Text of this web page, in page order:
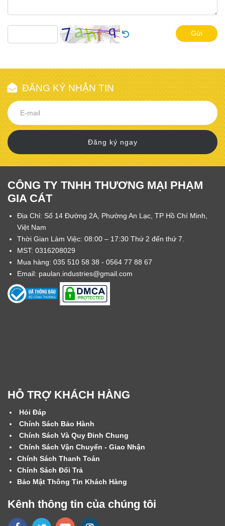
Gửi
ĐĂNG KÝ NHẬN TIN
Đăng ký ngay
CÔNG TY TNHH THƯƠNG MẠI PHẠM
GIA CÁT
Địa Chỉ: Số 14 Đường 2A, Phường An Lạc, TP Hồ Chí Minh,
Việt Nam
Thời Gian Làm Việc: 08:00 – 17:30 Thứ 2 đến thứ 7.
MST: 0316208029
Mua hàng: 035 510 58 38 - 0564 77 88 67
Email: paulan.industries@gmail.com
HỖ TRỢ KHÁCH HÀNG
Hỏi Đáp
Chính Sách Bảo Hành
Chính Sách Và Quy Đinh Chung
Chính Sách Vận Chuyển - Giao Nhận
Chính Sách Thanh Toán
Chính Sách Đổi Trả
Bảo Mật Thông Tin Khách Hàng
Kênh thông tin của chúng tôi